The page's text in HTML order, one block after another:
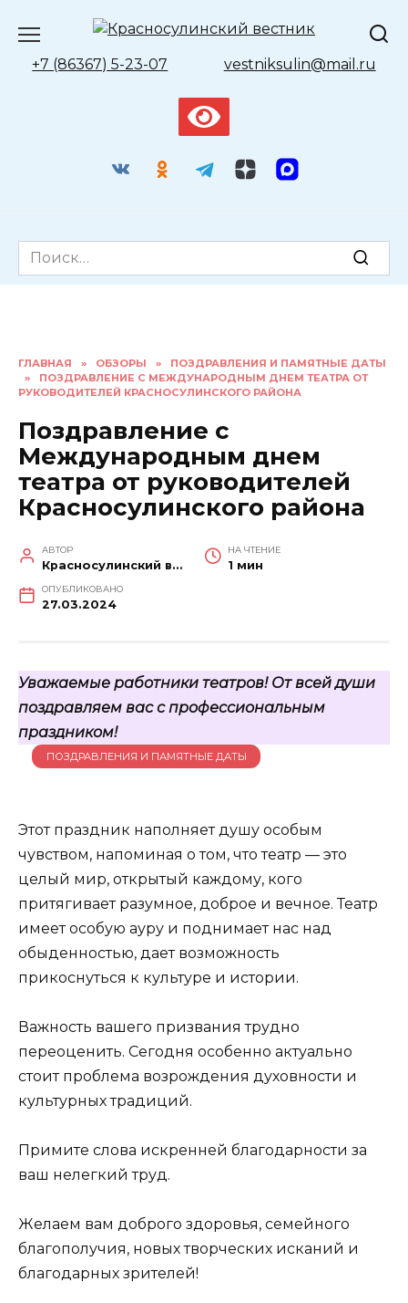
содержанию
+7 (86367) 5-23-07 vestniksulin@mail.ru
Search
for:
ГЛАВНАЯ » ОБЗОРЫ »
ПОЗДРАВЛЕНИЯ И ПАМЯТНЫЕ ДАТЫ
»
ПОЗДРАВЛЕНИЕ С МЕЖДУНАРОДНЫМ ДНЕМ ТЕАТРА ОТ
РУКОВОДИТЕЛЕЙ КРАСНОСУЛИНСКОГО РАЙОНА
Поздравление с
Международным днем
театра от руководителей
Красносулинского района
АВТОР
Красносулинский вестник
НА ЧТЕНИЕ
1 мин
ОПУБЛИКОВАНО
27.03.2024
Уважаемые работники театров! От всей души
поздравляем вас с профессиональным
праздником!
ПОЗДРАВЛЕНИЯ И ПАМЯТНЫЕ ДАТЫ
Этот праздник наполняет душу особым
чувством, напоминая о том, что театр — это
целый мир, открытый каждому, кого
притягивает разумное, доброе и вечное. Театр
имеет особую ауру и поднимает нас над
обыденностью, дает возможность
прикоснуться к культуре и истории.
Важность вашего призвания трудно
переоценить. Сегодня особенно актуально
стоит проблема возрождения духовности и
культурных традиций.
Примите слова искренней благодарности за
ваш нелегкий труд.
Желаем вам доброго здоровья, семейного
благополучия, новых творческих исканий и
благодарных зрителей!